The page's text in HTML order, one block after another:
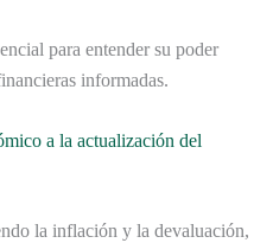
para entender su poder
informadas.
a la actualización del
la inflación y la devaluación,